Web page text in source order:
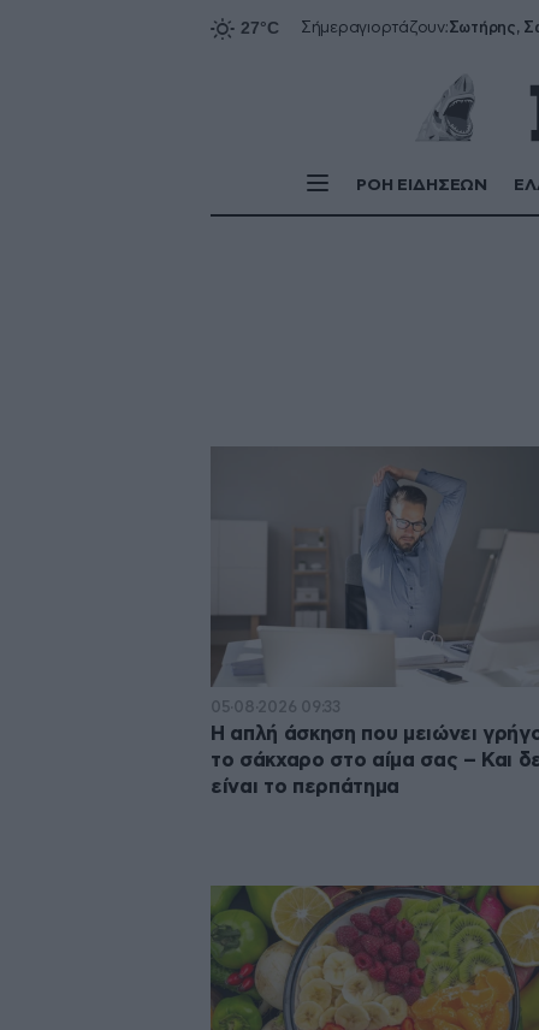
Σήμεραγιορτάζουν:
ΡΟΗ ΕΙΔΗΣΕΩΝ
05·08·2026 09:33
Η απλή άσκηση που μειώνει
το σάκχαρο στο αίμα σας – Και
είναι το περπάτημα